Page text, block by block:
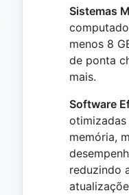
Sistemas
menos 8
de ponta
mais.
Software
memória,
reduzindo